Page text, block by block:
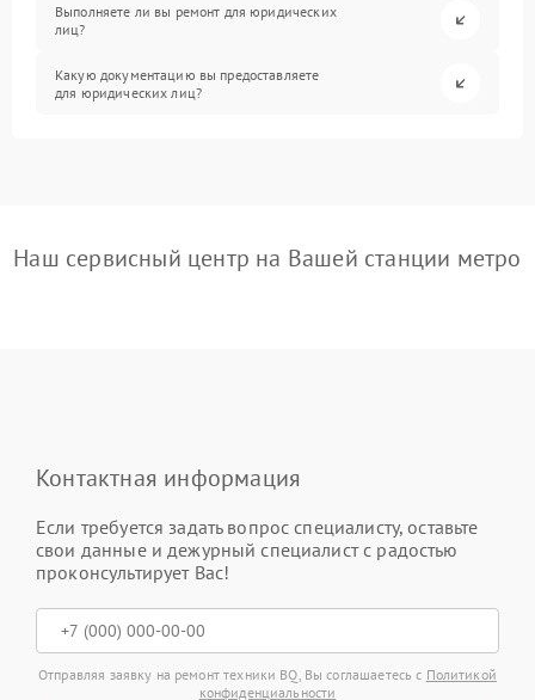
Выполняете ли вы ремонт для юридических
лиц?
Какую документацию вы предоставляете
для юридических лиц?
Наш сервисный центр на Вашей станции метро
Контактная информация
Если требуется задать вопрос специалисту, оставьте
свои данные и дежурный специалист с радостью
проконсультирует Вас!
Отправляя заявку на ремонт техники BQ, Вы соглашаетесь с Политикой
конфиденциальности